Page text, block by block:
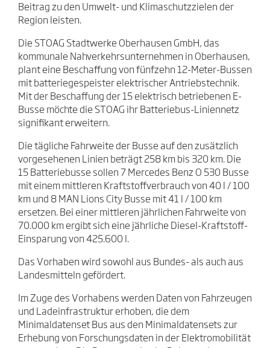
Beitrag zu den Umwelt- und Klimaschutzzielen der
Region leisten.
Die STOAG Stadtwerke Oberhausen GmbH, das
kommunale Nahverkehrsunternehmen in Oberhausen,
plant eine Beschaffung von fünfzehn 12-Meter-Bussen
mit batteriegespeister elektrischer Antriebstechnik.
Mit der Beschaffung der 15 elektrisch betriebenen E-
Busse möchte die STOAG ihr Batteriebus-Liniennetz
signifikant erweitern.
Die tägliche Fahrweite der Busse auf den zusätzlich
vorgesehenen Linien beträgt 258 km bis 320 km. Die
15 Batteriebusse sollen 7 Mercedes Benz O 530 Busse
mit einem mittleren Kraftstoffverbrauch von 40 l / 100
km und 8 MAN Lions City Busse mit 41 l / 100 km
ersetzen. Bei einer mittleren jährlichen Fahrweite von
70.000 km ergibt sich eine jährliche Diesel-Kraftstoff-
Einsparung von 425.600 l.
Das Vorhaben wird sowohl aus Bundes- als auch aus
Landesmitteln gefördert.
Im Zuge des Vorhabens werden Daten von Fahrzeugen
und Ladeinfrastruktur erhoben, die dem
Minimaldatenset Bus aus den Minimaldatensets zur
Erhebung von Forschungsdaten in der Elektromobilität